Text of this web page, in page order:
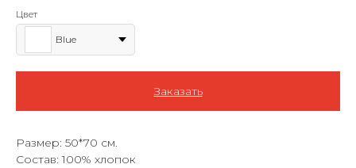
Цвет
Blue
Заказать
Размер: 50*70 см.
Состав: 100% хлопок